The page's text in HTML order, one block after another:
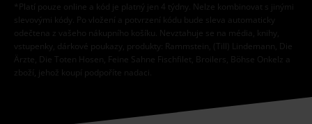
*Platí pouze online a kód je platný jen 4 týdny. Nelze kombinovat s jinými
slevovými kódy. Po vložení a potvrzení kódu bude sleva automaticky
odečtena z vašeho nákupního košíku. Nevztahuje se na média, knihy,
vstupenky, dárkové poukazy, produkty: Rammstein, (Till) Lindemann, Die
Ärzte, Die Toten Hosen, Feine Sahne Fischfilet, Broilers, Böhse Onkelz a
zboží, jehož koupí podpoříte nadaci.